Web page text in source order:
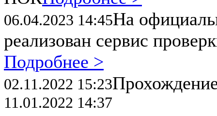
06.04.2023 14:45На
реализован сервис
Подробнее >
02.11.2022 15:23
11.01.2022 14:37